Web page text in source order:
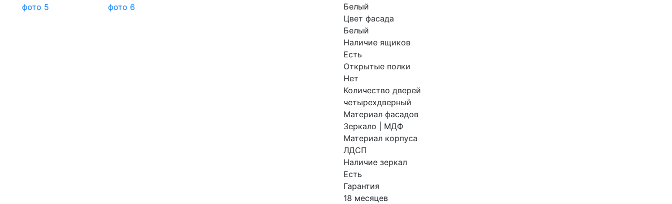
Белый
Цвет фасада
Белый
Наличие ящиков
Есть
Открытые полки
Нет
Количество дверей
четырехдверный
Материал фасадов
Зеркало | МДФ
Материал корпуса
ЛДСП
Наличие зеркал
Есть
Гарантия
18 месяцев